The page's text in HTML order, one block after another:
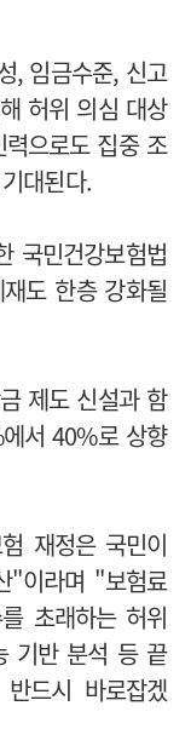
, 임금수준, 신고
허위 의심 대상
으로도 집중 조
대된다.
국민건강보험법
도 한층 강화될
제도 신설과 함
서 40%로 상향
재정은 국민이
"이라며 "보험료
초래하는 허위
기반 분석 등 끝
드시 바로잡겠